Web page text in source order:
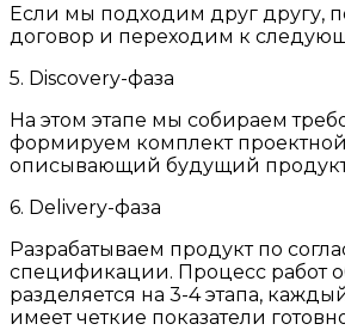
Если мы подходим друг другу,
договор и переходим к
5. Discovery-фаза
На этом этапе мы собираем
формируем комплект
описывающий будущий
6. Delivery-фаза
Разрабатываем продукт по
спецификации. Процесс работ
разделяется на 3-4 этапа,
имеет четкие показатели